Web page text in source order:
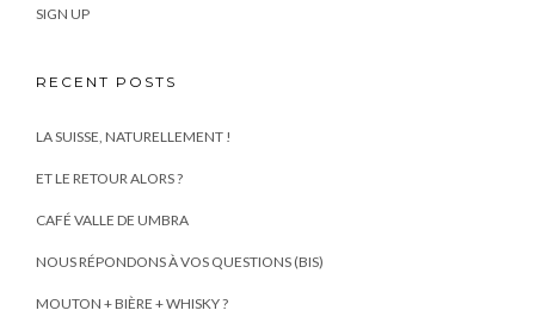
SIGN UP
RECENT POSTS
LA SUISSE, NATURELLEMENT !
ET LE RETOUR ALORS ?
CAFÉ VALLE DE UMBRA
NOUS RÉPONDONS À VOS QUESTIONS (BIS)
MOUTON + BIÈRE + WHISKY ?